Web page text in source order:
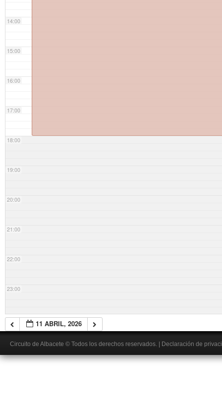
14:00
15:00
16:00
17:00
18:00
19:00
20:00
21:00
22:00
23:00
11 ABRIL, 2026
Circuito de Albacete © Todos los derechos reservados. Declaración de